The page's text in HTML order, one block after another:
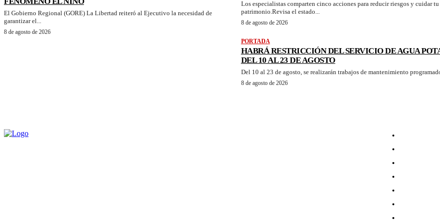
El Gobierno Regional (GORE) La Libertad reiteró al Ejecutivo la necesidad de
garantizar el...
8 de agosto de 2026
Los especialistas comparten cinco acciones para reducir riesgos y cuidar tu
patrimonio.Revisa el estado...
8 de agosto de 2026
PORTADA
HABRÁ RESTRICCIÓN DEL SERVICIO DE AGUA
DEL 10 AL 23 DE AGOSTO
Del 10 al 23 de agosto, se realizarán trabajos de mantenimiento programado
8 de agosto de 2026